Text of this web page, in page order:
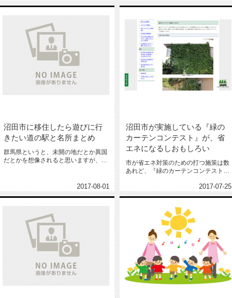
沼田市に移住したら遊びに行
きたい道の駅と名所まとめ
群馬県というと、未開の地だとか異国
だとかを想像されると思いますが、ご
2017-08-01
沼田市が実施している『緑の
カーテンコンテスト』が、省
エネになるしおもしろい
市が省エネ対策のための打つ施策は数
あれど、『緑のカーテンコンテスト』
2017-07-25